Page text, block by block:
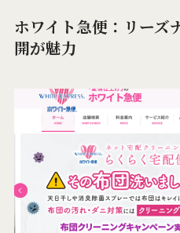
ホワイト急便：リーズ
開が魅力